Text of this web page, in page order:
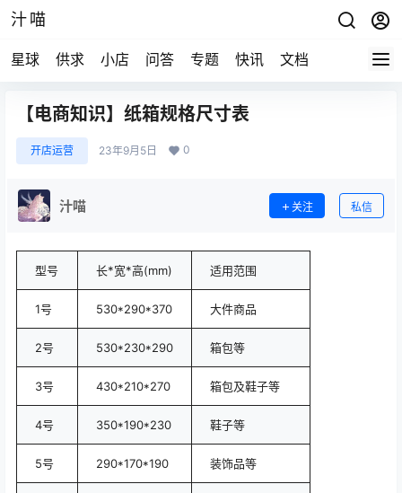
汁喵
星球 供求 小店 问答 专题 快讯 文档
【电商知识】纸箱规格尺寸表
开店运营 23年9月5日 0
汁喵 关注 私信
型号 长*宽*高(mm) 适用范围
1号 530*290*370 大件商品
2号 530*230*290 箱包等
3号 430*210*270 箱包及鞋子等
4号 350*190*230 鞋子等
5号 290*170*190 装饰品等